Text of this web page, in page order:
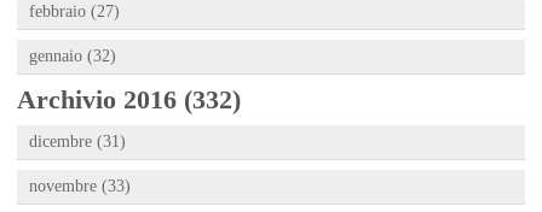
febbraio (27)
gennaio (32)
Archivio 2016 (332)
dicembre (31)
novembre (33)